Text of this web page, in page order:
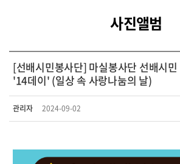
사진앨범
[선배시민봉사단] 마실봉사단 선배시민
'14데이' (일상 속 사랑나눔의 날)
관리자 2024-09-02